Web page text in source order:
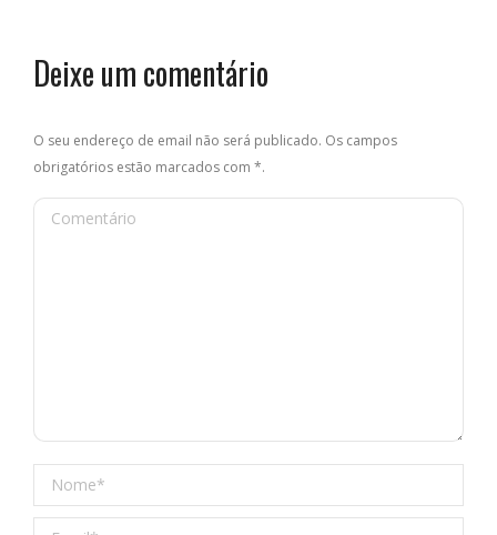
Deixe um comentário
O seu endereço de email não será publicado. Os campos
obrigatórios estão marcados com *.
Comentário
Nome *